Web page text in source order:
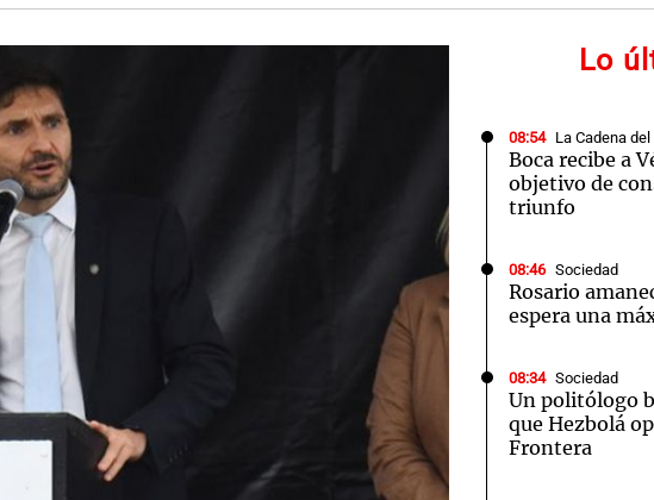
Lo
08:54 La Cadena del
Boca recibe a
objetivo de
triunfo
08:46 Sociedad
Rosario
espera una
08:34 Sociedad
Un politólogo
que Hezbolá
Frontera
La Sole en Cadena 3
Notas
El huracán de Arequito Cadena 3 en